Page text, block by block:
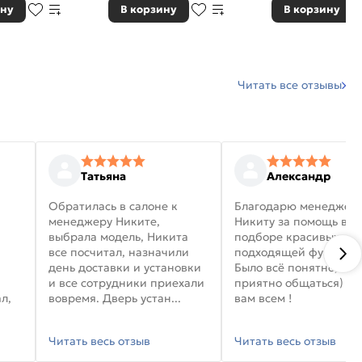
В корзину В корзину
Читать все отзывы
Татьяна
Обратилась в салоне к
менеджеру Никите,
выбрала модель, Никита
все посчитал, назначили
день доставки и установки
и все сотрудники приехали
вовремя. Дверь устан...
Читать весь отзыв
Александр
Благодарю
Никиту за помощь в
подборе красивых
подходящей
Было всё понятно, и
приятно общаться)
вам всем !
Читать весь отзыв